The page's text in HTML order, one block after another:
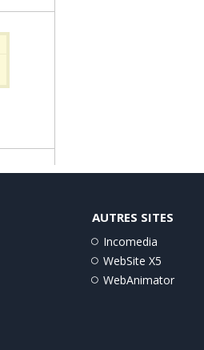
AUTRES SITES
Incomedia
WebSite X5
WebAnimator